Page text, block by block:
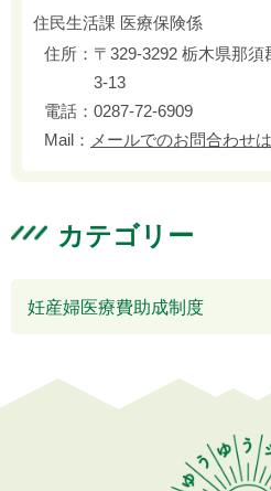
住民生活課 医療保険係
住所： 〒329-3292 栃木県那
3-13
電話： 0287-72-6909
Mail： メールでのお問合わせ
カテゴリー
妊産婦医療費助成制度